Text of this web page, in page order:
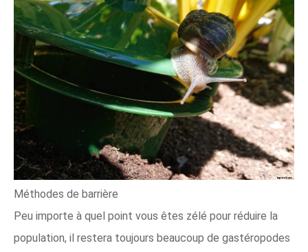
Méthodes de barrière
Peu importe à quel point vous êtes zélé pour réduire la
population, il restera toujours beaucoup de gastéropodes